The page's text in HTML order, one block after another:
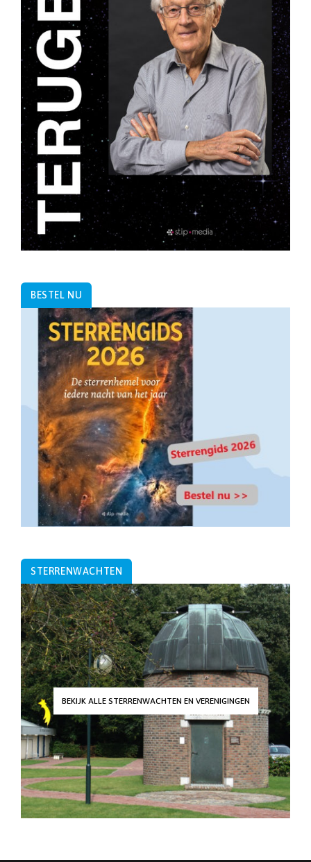
BESTEL NU
STERRENWACHTEN
BEKIJK ALLE STERRENWACHTEN EN VERENIGINGEN